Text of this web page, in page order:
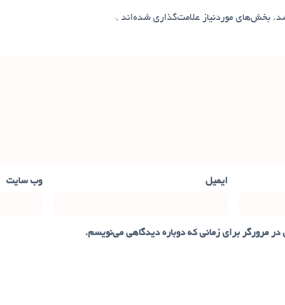
بخش‌های موردنیاز علامت‌گذاری شده‌اند *
ایمیل وب‌ سایت
در مرورگر برای زمانی که دوباره دیدگاهی می‌نویسم.